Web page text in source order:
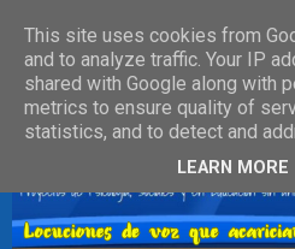
This site uses cookies from
and to analyze traffic. Your IP
shared with Google along with
metrics to ensure quality of
statistics, and to detect and
LEARN MORE